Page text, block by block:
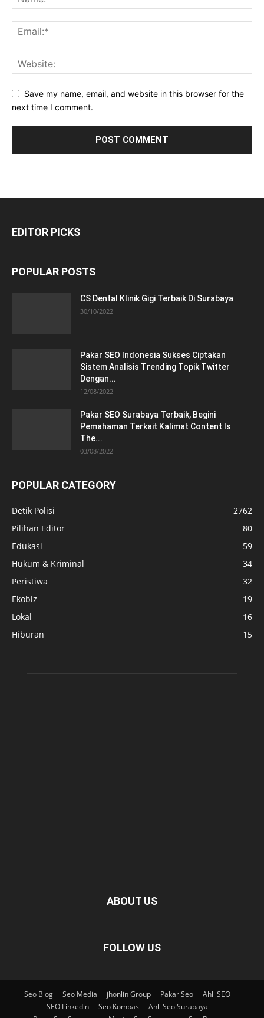
Save my name, email, and website in this browser for the
next time I comment.
EDITOR PICKS
POPULAR POSTS
CS Dental Klinik Gigi Terbaik Di Surabaya
30/10/2022
Pakar SEO Indonesia Sukses Ciptakan
Sistem Analisis Trending Topik Twitter
Dengan...
12/08/2022
Pakar SEO Surabaya Terbaik, Begini
Pemahaman Terkait Kalimat Content Is
The...
03/08/2022
POPULAR CATEGORY
Detik Polisi
2762
Pilihan Editor
80
Edukasi
59
Hukum & Kriminal
34
Peristiwa
32
Ekobiz
19
Lokal
16
Hiburan
15
ABOUT US
FOLLOW US
Seo Blog Seo Media jhonlin Group Pakar Seo
Ahli SEO
SEO Linkedin
Seo Kompas
Ahli Seo Surabaya